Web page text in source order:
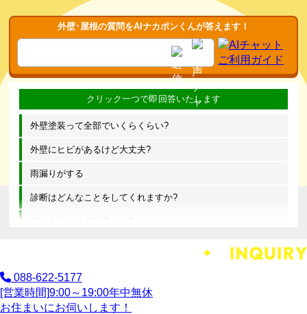
外壁･屋根の質問をAIナカポンくんが答えます！
外壁塗装って全部でいくらくらい?
外壁にヒビがあるけど大丈夫?
雨漏りがする
診断はどんなことをしてくれますか?
他の会社とは何が違うの?
088-622-5177
[営業時間]9:00～19:00年中無休
お住まいにお伺いします！